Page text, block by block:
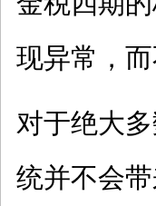
现异常，
对于绝大
统并不会